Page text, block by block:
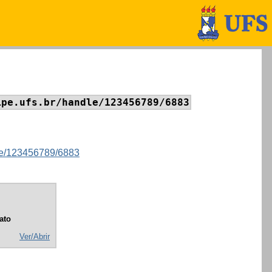
handle/123456789/6883
123456789/6883
Ver/Abrir